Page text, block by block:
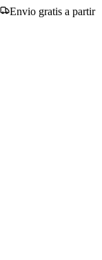
Envio gratis a partir